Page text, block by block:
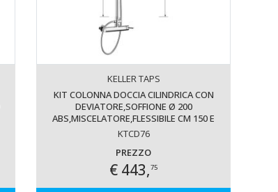
KELLER TAPS
KIT COLONNA DOCCIA CILINDRICA CON
DEVIATORE,SOFFIONE Ø 200
ABS,MISCELATORE,FLESSIBILE CM 150 E
DOCCETTA QUADRATA IN ABS. FINITURA
KTCD76
PREZZO
€ 443,75